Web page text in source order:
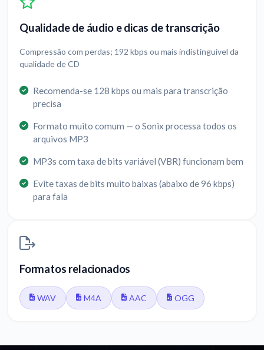
Qualidade de áudio e dicas de transcrição
Compressão com perdas; 192 kbps ou mais indistinguível da
qualidade de CD
Recomenda-se 128 kbps ou mais para transcrição
precisa
Formato muito comum — o Sonix processa todos os
arquivos MP3
MP3s com taxa de bits variável (VBR) funcionam bem
Evite taxas de bits muito baixas (abaixo de 96 kbps)
para fala
Formatos relacionados
WAV M4A AAC OGG